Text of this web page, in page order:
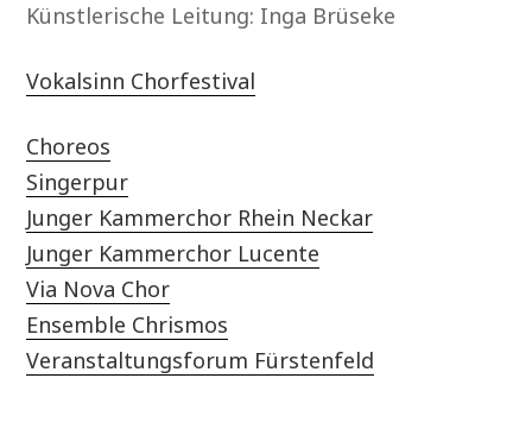
Künstlerische Leitung: Inga Brüseke
Vokalsinn Chorfestival
Choreos
Singerpur
Junger Kammerchor Rhein Neckar
Junger Kammerchor Lucente
Via Nova Chor
Ensemble Chrismos
Veranstaltungsforum Fürstenfeld